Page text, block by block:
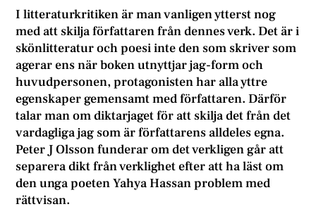
I litteraturkritiken är man vanligen ytterst nog
med att skilja författaren från dennes verk. Det är i
skönlitteratur och poesi inte den som skriver som
agerar ens när boken utnyttjar jag-form och
huvudpersonen, protagonisten har alla yttre
egenskaper gemensamt med författaren. Därför
talar man om diktarjaget för att skilja det från det
vardagliga jag som är författarens alldeles egna.
Peter J Olsson funderar om det verkligen går att
separera dikt från verklighet efter att ha läst om
den unga poeten Yahya Hassan problem med
rättvisan.